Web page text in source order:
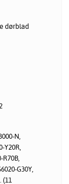
dørblad
N,
Y20R,
R70B,
G30Y,
(11